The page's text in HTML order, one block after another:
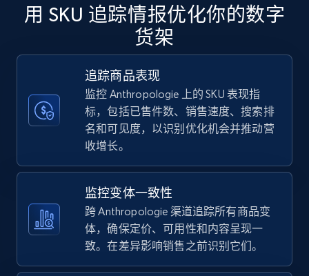
Specifications, Image urls, Top reviews, and
more.
TikTok Shop
URL, Title, Available, Description, Currency, Initial
price, Final price, Discount percent, and more.
5.4K+ 667+
TikTok Shop - category
用 SKU 追踪情报优化你的数字
货架
追踪商品表现
监控 Anthropologie 上的 SKU 表现指
标，包括已售件数、销售速度、搜索排
名和可见度，以识别优化机会并推动营
收增长。
监控变体一致性
跨 Anthropologie 渠道追踪所有商品变
体，确保定价、可用性和内容呈现一
致。在差异影响销售之前识别它们。